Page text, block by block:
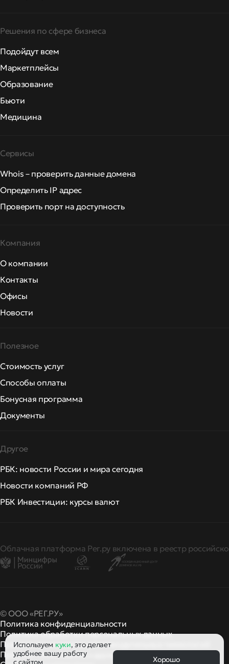
Решения по сфере бизнеса
Подойдут всем
Маркетплейсы
Образование
Бьюти
Медицина
Сервисы
Whois – проверить данные домена
Определить IP адрес
Проверить порт на доступность
Компания
О компании
Контакты
Офисы
Новости
Полезное
Стоимость услуг
Способы оплаты
Бонусная программа
Документы
Другое
РБК: новости России и мира сегодня
Новости компаний РФ
РБК Инвестиции: курсы валют
Облачная платформа Рег.ру включена в реестр
© ООО «РЕГ.РУ»
Политика конфиденциальности
Политика обработки персональных данных
Правила применения рекомендательных технологий
Правила пользованияи другие
правила и политики
Используем куки, это делает
удобнее вашу работу
с сайтом
Хорошо